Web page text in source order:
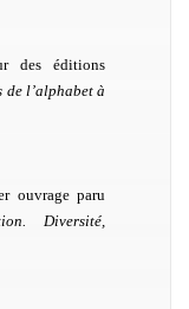
des éditions
de l’alphabet à
ouvrage paru
Diversité,